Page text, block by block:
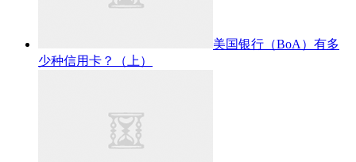
美国银行（BoA）有多
少种信用卡？（上）